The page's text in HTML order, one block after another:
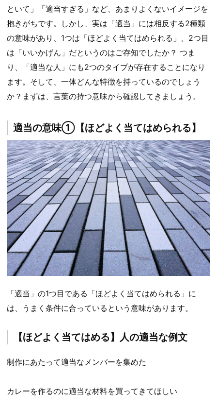
といて」「適当すぎる」など、あまりよくないイメージを
抱きがちです。しかし、実は「適当」には相反する2種類
の意味があり、1つは「ほどよく当てはめられる」、2つ目
は「いいかげん」だというのはご存知でしたか？ つま
り、「適当な人」にも2つのタイプが存在することになり
ます。そして、一体どんな特徴を持っているのでしょう
か？まずは、言葉の持つ意味から確認してきましょう。
適当の意味①【ほどよく当てはめられる】
「適当」の1つ目である「ほどよく当てはめられる」に
は、うまく条件に合っているという意味があります。
【ほどよく当てはめる】人の適当な例文
制作にあたって適当なメンバーを集めた
カレーを作るのに適当な材料を買ってきてほしい